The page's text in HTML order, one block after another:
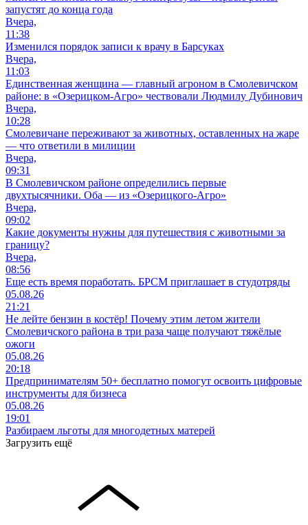
запустят до конца года
Вчера,
11:38
Изменился порядок записи к врачу в Барсуках
Вчера,
11:03
Единственная женщина — главный агроном в Смолевичском
районе: в «Озерицком-Агро» чествовали Людмилу Дубинович
Вчера,
10:28
Смолевичане переживают за животных, оставленных на жаре
— что ответили в милиции
Вчера,
09:31
В Смолевичском районе определились первые
двухтысячники. Оба — из «Озерицкого-Агро»
Вчера,
09:02
Какие документы нужны для путешествия с животными за
границу?
Вчера,
08:56
Еще есть время поработать. БРСМ приглашает в студотряды
05.08.26
21:21
Не лейте бензин в костёр! Почему этим летом жители
Смолевичского района в три раза чаще получают тяжёлые
ожоги
05.08.26
20:18
Предпринимателям 50+ бесплатно помогут освоить цифровые
инструменты для бизнеса
05.08.26
19:01
Разбираем льготы для многодетных матерей
Загрузить ещё